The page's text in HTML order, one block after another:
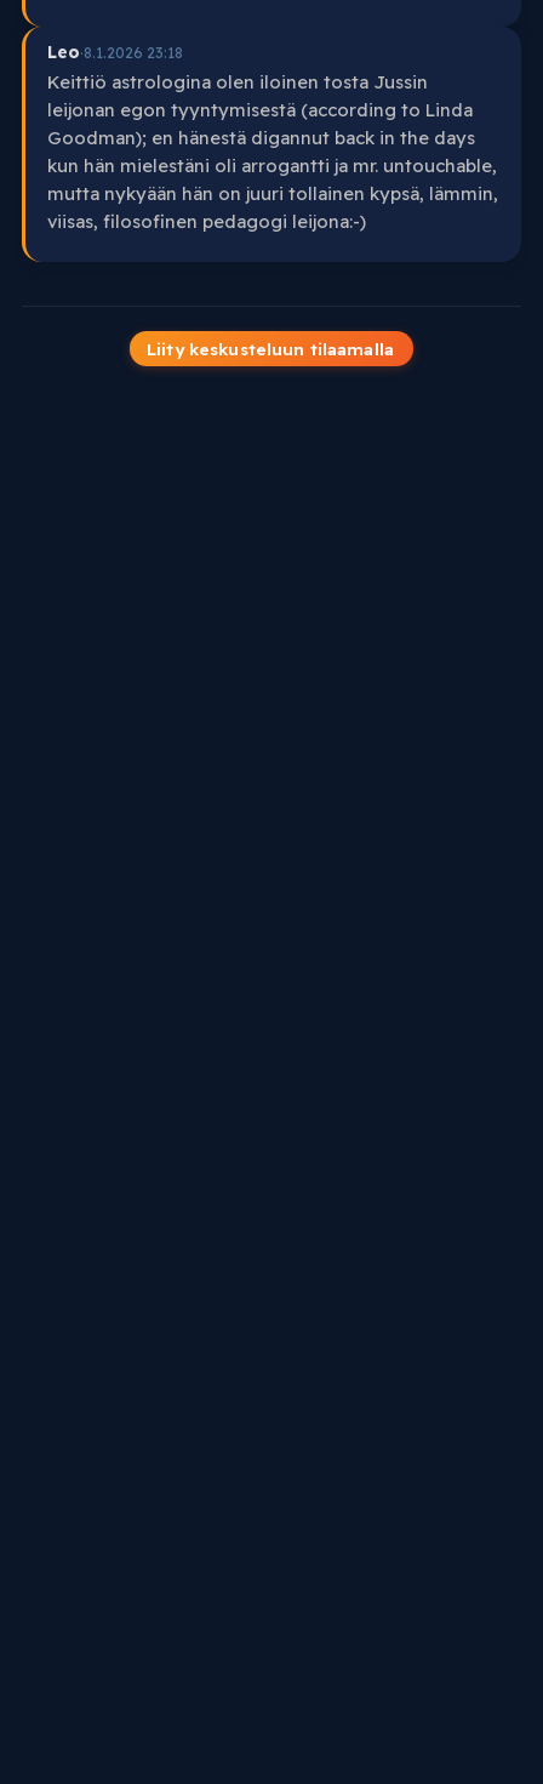
Leo·8.1.2026 23:18
Keittiö astrologina olen iloinen tosta Jussin
leijonan egon tyyntymisestä (according to Linda
Goodman); en hänestä digannut back in the days
kun hän mielestäni oli arrogantti ja mr. untouchable,
mutta nykyään hän on juuri tollainen kypsä, lämmin,
viisas, filosofinen pedagogi leijona:-)
Liity keskusteluun tilaamalla